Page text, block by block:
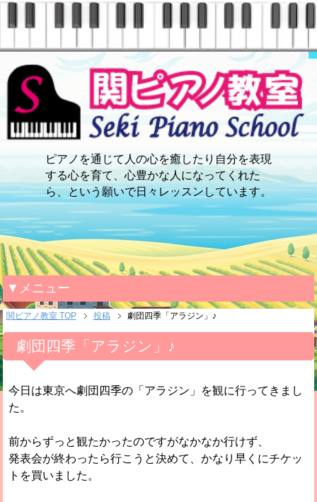
ピアノを通じて人の心を癒したり自分を表現
する心を育て、心豊かな人になってくれた
ら、という願いで日々レッスンしています。
▼メニュー
関ピアノ教室 TOP 投稿 劇団四季「アラジン」♪
劇団四季「アラジン」♪
今日は東京へ劇団四季の「アラジン」を観に行ってきまし
た。
前からずっと観たかったのですがなかなか行けず、
発表会が終わったら行こうと決めて、かなり早くにチケッ
トを買いました。